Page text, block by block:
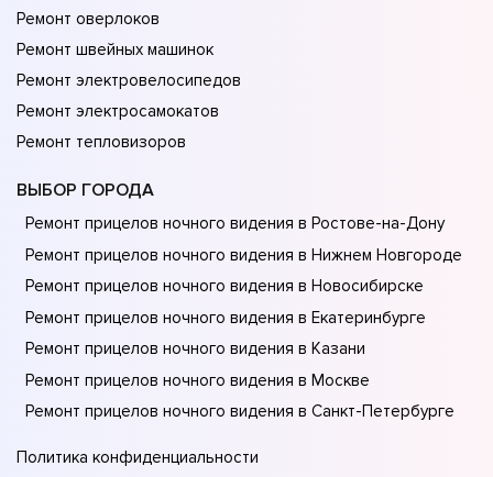
Ремонт оверлоков
Ремонт швейных машинок
Ремонт электровелосипедов
Ремонт электросамокатов
Ремонт тепловизоров
ВЫБОР ГОРОДА
Ремонт прицелов ночного видения в Ростове-на-Донy
Ремонт прицелов ночного видения в Нижнем Новгороде
Ремонт прицелов ночного видения в Новосибирске
Ремонт прицелов ночного видения в Екатеринбурге
Ремонт прицелов ночного видения в Казани
Ремонт прицелов ночного видения в Москве
Ремонт прицелов ночного видения в Санкт-Петербурге
Политика конфиденциальности